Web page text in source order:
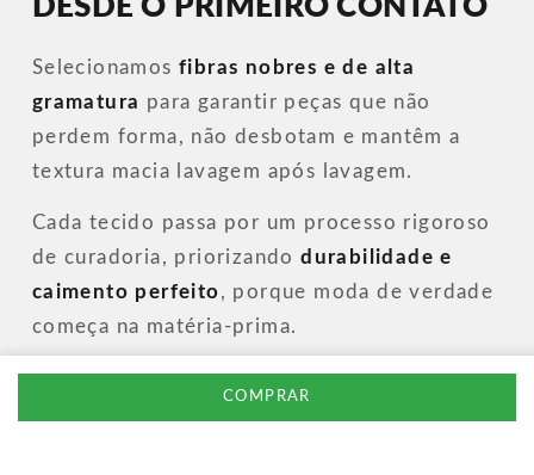
COMPRAR
DESDE O PRIMEIRO CONTATO
Selecionamosfibras nobres e de alta
gramatura para garantir peças que não
perdem forma, não desbotam e mantêm a
textura macia lavagem após lavagem.
Cada tecido passa por um processo rigoroso
de curadoria, priorizandodurabilidade e
caimento perfeito, porque moda de verdade
começa na matéria-prima.